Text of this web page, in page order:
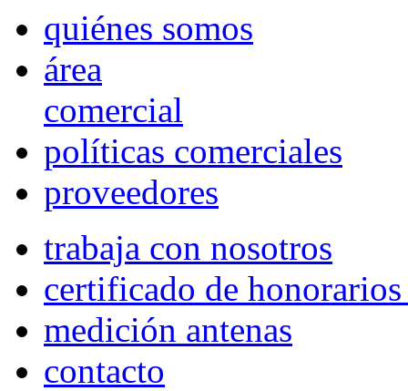
quiénes somos
área
comercial
políticas comerciales
proveedores
trabaja con nosotros
certificado de
medición antenas
contacto